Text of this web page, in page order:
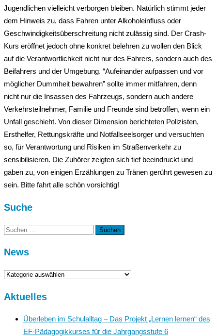
Jugendlichen vielleicht verborgen bleiben. Natürlich stimmt jeder
dem Hinweis zu, dass Fahren unter Alkoholeinfluss oder
Geschwindigkeitsüberschreitung nicht zulässig sind. Der Crash-
Kurs eröffnet jedoch ohne konkret belehren zu wollen den Blick
auf die Verantwortlichkeit nicht nur des Fahrers, sondern auch des
Beifahrers und der Umgebung. “Aufeinander aufpassen und vor
möglicher Dummheit bewahren” sollte immer mitfahren, denn
nicht nur die Insassen des Fahrzeugs, sondern auch andere
Verkehrsteilnehmer, Familie und Freunde sind betroffen, wenn ein
Unfall geschieht. Von dieser Dimension berichteten Polizisten,
Ersthelfer, Rettungskräfte und Notfallseelsorger und versuchten
so, für Verantwortung und Risiken im Straßenverkehr zu
sensibilisieren. Die Zuhörer zeigten sich tief beeindruckt und
gaben zu, von einigen Erzählungen zu Tränen gerührt gewesen zu
sein. Bitte fahrt alle schön vorsichtig!
Suche
Suchen
News
News
Aktuelles
Überleben im Schulalltag – Das Projekt „Lernen lernen“ des
EF-Pädagogikkurses für die Jahrgangsstufe 6